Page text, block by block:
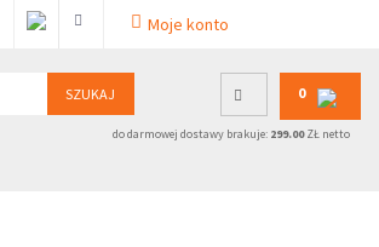
Moje konto
SZUKAJ 0
do darmowej dostawy brakuje: 299.00ZŁ netto